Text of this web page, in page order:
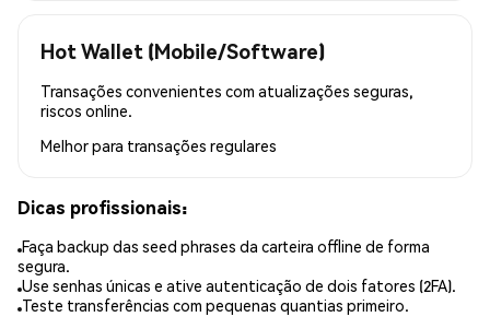
Hot Wallet (Mobile/Software)
Transações convenientes com atualizações seguras,
riscos online.
Melhor para transações regulares
Dicas profissionais:
Faça backup das seed phrases da carteira offline de forma
segura.
Use senhas únicas e ative autenticação de dois fatores (2FA).
Teste transferências com pequenas quantias primeiro.